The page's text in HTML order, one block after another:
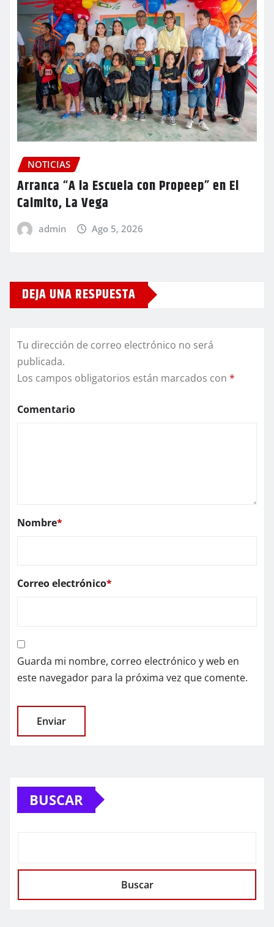
NOTICIAS
Arranca “A la Escuela con Propeep” en El
Caimito, La Vega
admin Ago 5, 2026
DEJA UNA RESPUESTA
Tu dirección de correo electrónico no será
publicada.
Los campos obligatorios están marcados con *
Comentario
Nombre*
Correo electrónico*
Guarda mi nombre, correo electrónico y web en
este navegador para la próxima vez que comente.
BUSCAR
Buscar